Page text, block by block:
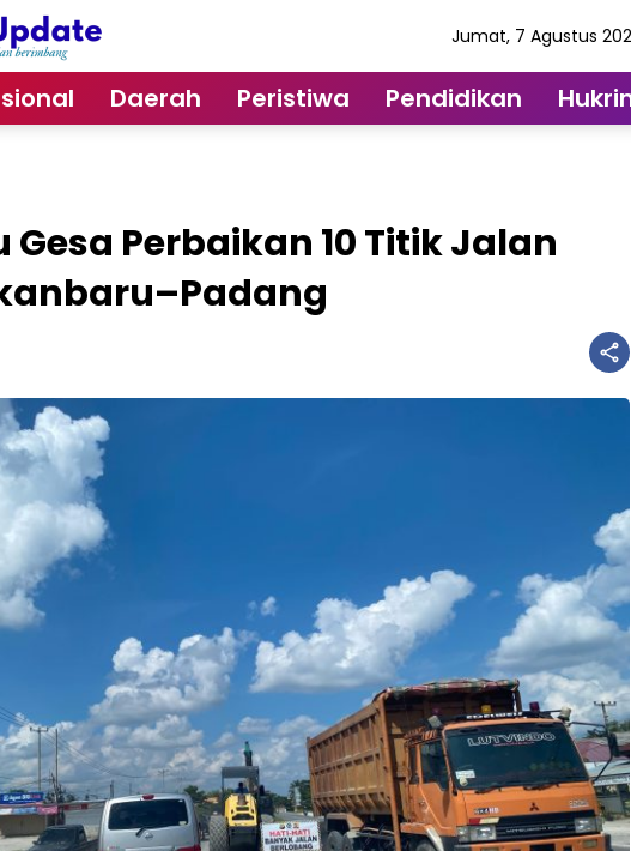
Jumat, 7 Agustus
Daerah Peristiwa Pendidikan
Gesa Perbaikan 10 Titik Jalan